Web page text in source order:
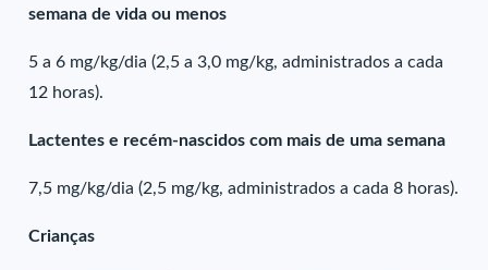
semana de vida ou menos
5 a 6 mg/kg/dia (2,5 a 3,0 mg/kg, administrados a cada
12 horas).
Lactentes e recém-nascidos com mais de uma semana
7,5 mg/kg/dia (2,5 mg/kg, administrados a cada 8 horas).
Crianças